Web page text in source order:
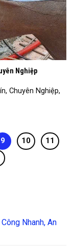
Nghiệp
Chuyên Nghiệp,
9 10
11
Nhanh, An